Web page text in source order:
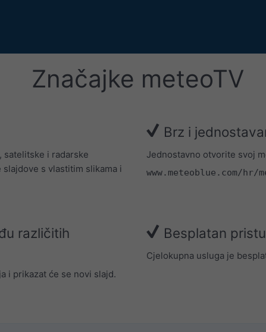
Značajke meteoTV
satelitske i radarske
s vlastitim slikama i
Brz i
Jednostavno otvorite svoj
www.meteoblue.com/hr/
različitih
i prikazat će se novi slajd.
Besplatan
Cjelokupna usluga je